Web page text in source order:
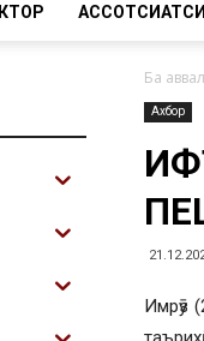
Ба аввал
Ахбор
Имрӯз